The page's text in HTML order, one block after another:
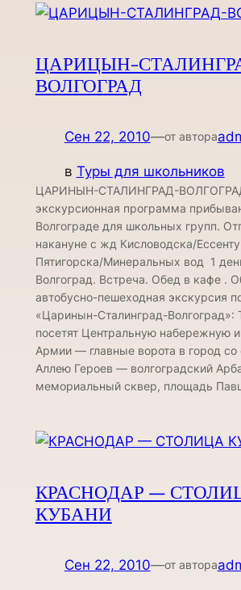
ЦАРИЦЫН-
ВОЛГОГРАД
Сен 22, 2010—от автора
в Туры для школьников
ЦАРИНЫН-СТАЛИНГРАД-
экскурсионная программа
Волгограде для школьных групп.
накануне с жд Кисловодска/
Пятигорска/Минеральных вод 1
Волгоград. Встреча. Обед в кафе .
автобусно-пешеходная экскурсия
«Царинын-Сталинград-Волгоград»:
посетят Центральную набережную
Армии — главные ворота в город со
Аллею Героев — волгоградский
мемориальный сквер, площадь
КРАСНОДАР —
КУБАНИ
Сен 22, 2010—от автора